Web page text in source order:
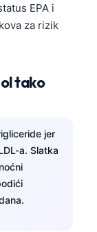
EPA i
za rizik
tako
jer
a. Slatka